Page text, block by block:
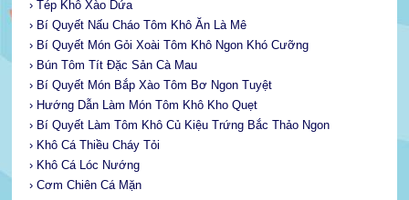
› Tép Khô Xào Dứa
› Bí Quyết Nấu Cháo Tôm Khô Ăn Là Mê
› Bí Quyết Món Gỏi Xoài Tôm Khô Ngon Khó Cưỡng
› Bún Tôm Tít Đặc Sản Cà Mau
› Bí Quyết Món Bắp Xào Tôm Bơ Ngon Tuyệt
› Hướng Dẫn Làm Món Tôm Khô Kho Quẹt
› Bí Quyết Làm Tôm Khô Củ Kiệu Trứng Bắc Thảo Ngon
› Khô Cá Thiều Cháy Tỏi
› Khô Cá Lóc Nướng
› Cơm Chiên Cá Mặn